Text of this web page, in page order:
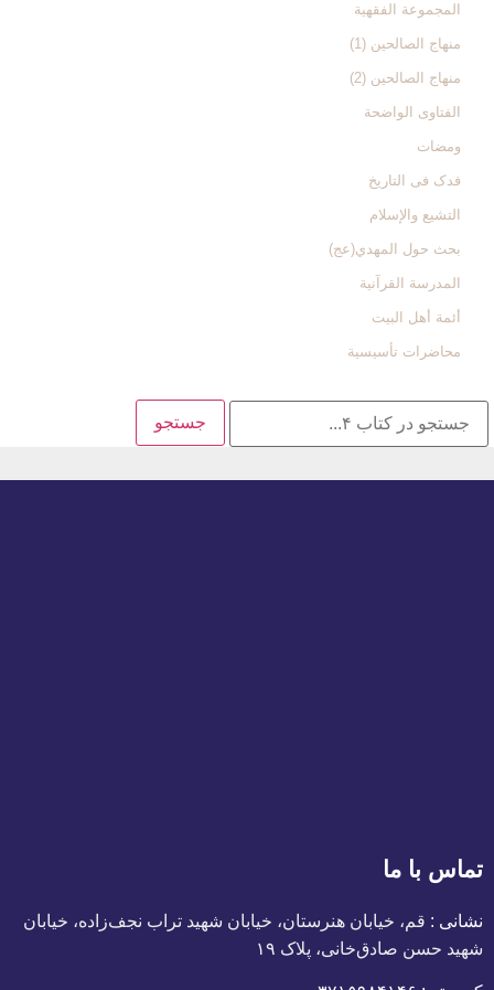
المجموعة الفقهیة
منهاج الصالحین (1)
منهاج الصالحین (2)
الفتاوی الواضحة
ومضات
فدک فی التاریخ
التشیع والإسلام
بحث حول المهدي(عج)
المدرسة القرآنیة
أئمة أهل البیت
محاضرات تأسیسیة
جستجو
تماس با ما
نشانی : قم، خیابان هنرستان، خیابان شهید تراب نجف‌زاده، خیابان
شهید حسن صادق‌خانی، پلاک ١٩